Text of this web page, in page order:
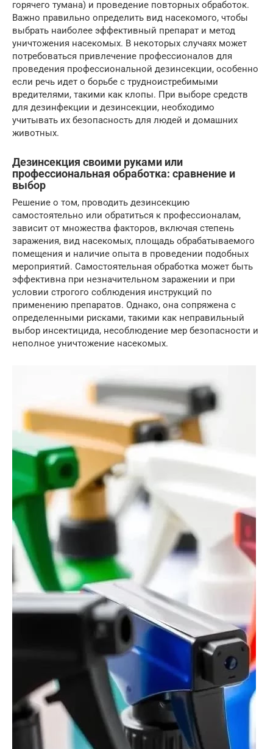
горячего тумана) и проведение повторных обработок.
Важно правильно определить вид насекомого, чтобы
выбрать наиболее эффективный препарат и метод
уничтожения насекомых. В некоторых случаях может
потребоваться привлечение профессионалов для
проведения профессиональной дезинсекции, особенно
если речь идет о борьбе с трудноистребимыми
вредителями, такими как клопы. При выборе средств
для дезинфекции и дезинсекции, необходимо
учитывать их безопасность для людей и домашних
животных.
Дезинсекция своими руками или
профессиональная обработка: сравнение и
выбор
Решение о том, проводить дезинсекцию
самостоятельно или обратиться к профессионалам,
зависит от множества факторов, включая степень
заражения, вид насекомых, площадь обрабатываемого
помещения и наличие опыта в проведении подобных
мероприятий. Самостоятельная обработка может быть
эффективна при незначительном заражении и при
условии строгого соблюдения инструкций по
применению препаратов. Однако, она сопряжена с
определенными рисками, такими как неправильный
выбор инсектицида, несоблюдение мер безопасности и
неполное уничтожение насекомых.